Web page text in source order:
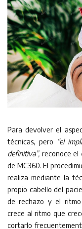
Para devolver el
técnicas, pero
“el
definitiva”, reconoce el
de MC360. El
realiza mediante la
propio cabello del
de rechazo y el
crece al ritmo que
cortarlo